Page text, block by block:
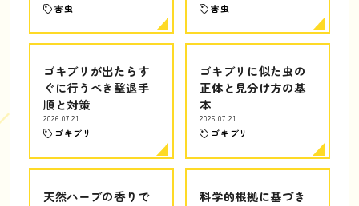
害虫 害虫
ゴキブリが出たらす
ぐに行うべき撃退手
順と対策
2026.07.21
ゴキブリ
ゴキブリに似た虫の
正体と見分け方の基
本
2026.07.21
ゴキブリ
天然ハーブの香りで
科学的根拠に基づき